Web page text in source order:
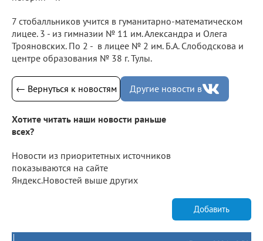
7 стобалльников учится в гуманитарно-математическом
лицее. 3 - из гимназии № 11 им. Александра и Олега
Трояновских. По 2 - в лицее № 2 им. Б.А. Слободскова и
центре образования № 38 г. Тулы.
← Вернуться к новостям Другие новости в
Хотите читать наши новости раньше
всех?
Новости из приоритетных источников
показываются на сайте
Яндекс.Новостей выше других
Добавить